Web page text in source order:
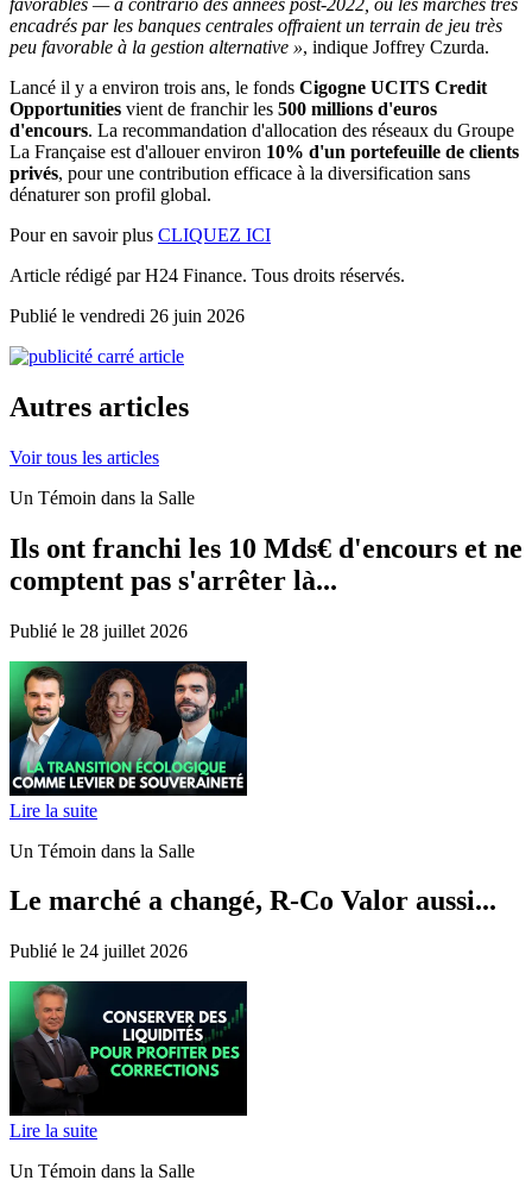
encadrés par les banques centrales offraient un terrain de jeu très
peu favorable à la gestion alternative », indique Joffrey Czurda.
Lancé il y a environ trois ans, le fonds Cigogne UCITS Credit
Opportunities vient de franchir les 500 millions d'euros
d'encours. La recommandation d'allocation des réseaux du Groupe
La Française est d'allouer environ 10% d'un portefeuille de clients
privés, pour une contribution efficace à la diversification sans
dénaturer son profil global.
Pour en savoir plus CLIQUEZ ICI
Article rédigé par H24 Finance. Tous droits réservés.
Publié le vendredi 26 juin 2026
Autres articles
Voir tous les articles
Un Témoin dans la Salle
Ils ont franchi les 10 Mds€ d'encours et ne
comptent pas s'arrêter là...
Publié le 28 juillet 2026
Lire la suite
Un Témoin dans la Salle
Le marché a changé, R-Co Valor aussi...
Publié le 24 juillet 2026
Lire la suite
Un Témoin dans la Salle